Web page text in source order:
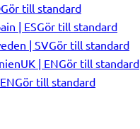
Gör till standard
| ESGör till standard
| SVGör till standard
UK | ENGör till standard
Gör till standard